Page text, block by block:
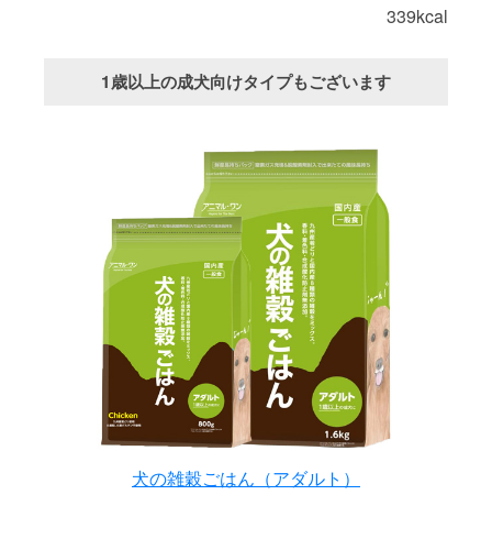
339kcal
1歳以上の成犬向けタイプもございます
犬の雑穀ごはん（アダルト）